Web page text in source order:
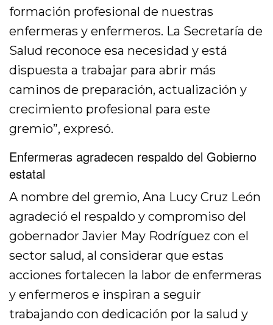
formación profesional de nuestras
enfermeras y enfermeros. La Secretaría de
Salud reconoce esa necesidad y está
dispuesta a trabajar para abrir más
caminos de preparación, actualización y
crecimiento profesional para este
gremio”, expresó.
Enfermeras agradecen respaldo del Gobierno
estatal
A nombre del gremio, Ana Lucy Cruz León
agradeció el respaldo y compromiso del
gobernador Javier May Rodríguez con el
sector salud, al considerar que estas
acciones fortalecen la labor de enfermeras
y enfermeros e inspiran a seguir
trabajando con dedicación por la salud y